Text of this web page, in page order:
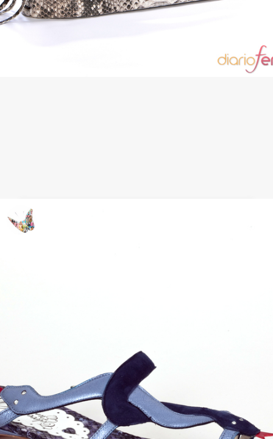
Look Baño: bolso de serpiente